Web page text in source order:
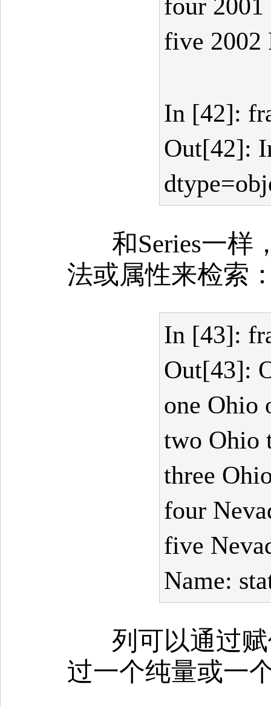
five 2002
In [42]:
Out[42]:
和Series一样
法或属性来检索
In [43]:
Out[43]:
one Ohio
two Ohio
three
four
five
Name:
列可以通过
过一个纯量或一